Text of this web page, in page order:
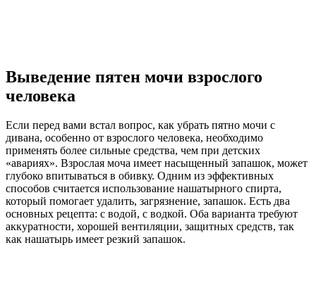
Выведение пятен мочи взрослого
человека
Если перед вами встал вопрос, как убрать пятно мочи с
дивана, особенно от взрослого человека, необходимо
применять более сильные средства, чем при детских
«авариях». Взрослая моча имеет насыщенный запашок, может
глубоко впитываться в обивку. Одним из эффективных
способов считается использование нашатырного спирта,
который помогает удалить, загрязнение, запашок. Есть два
основных рецепта: с водой, с водкой. Оба варианта требуют
аккуратности, хорошей вентиляции, защитных средств, так
как нашатырь имеет резкий запашок.